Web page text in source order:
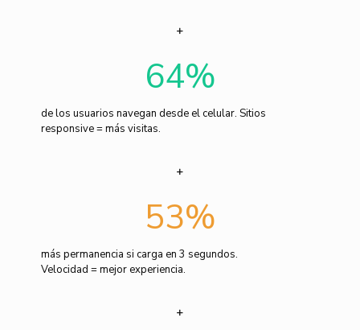
64%
de los usuarios navegan desde el celular. Sitios
responsive = más visitas.
53%
más permanencia si carga en 3 segundos.
Velocidad = mejor experiencia.